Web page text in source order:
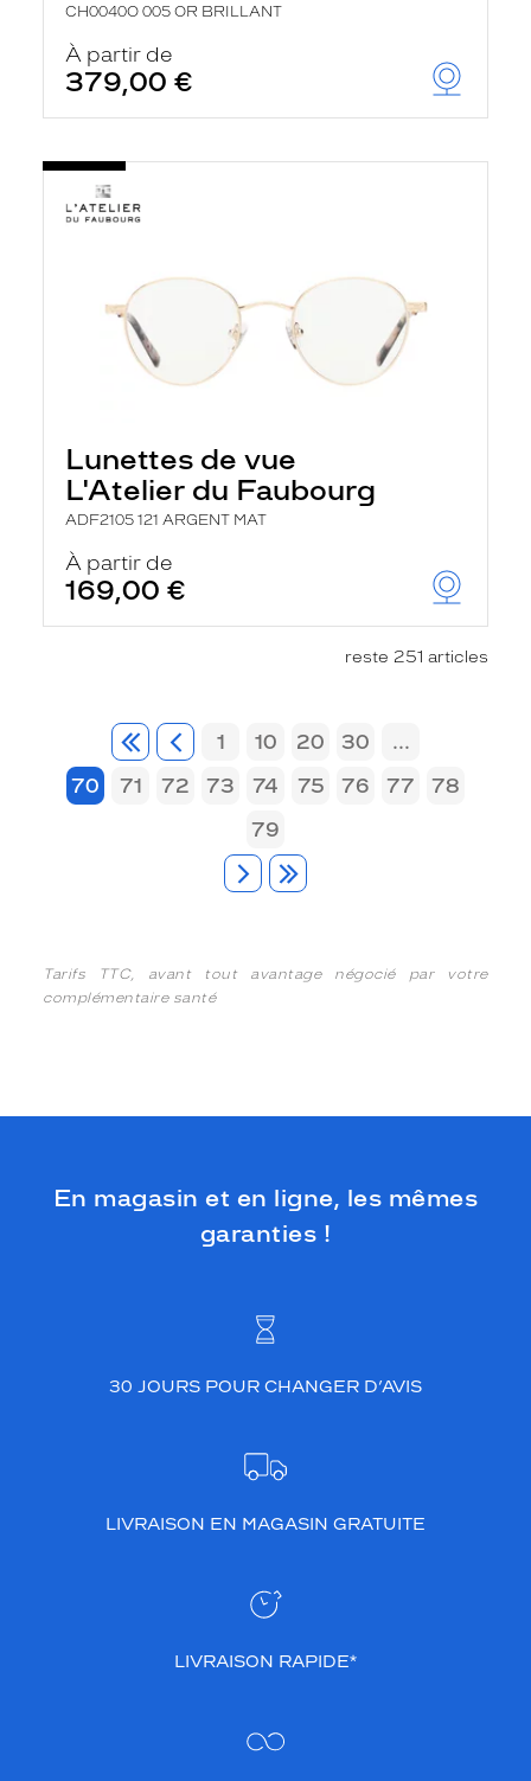
CH0040O 005 OR BRILLANT
À partir de
379,00 €
Lunettes de vue
L'Atelier du Faubourg
ADF2105 121 ARGENT MAT
À partir de
169,00 €
reste 251 articles
1 10 20 30
...
70
71 72 73 74 75 76 77
78
79
Tarifs TTC, avant tout avantage négocié par votre
complémentaire santé
En magasin et en ligne, les mêmes
garanties !
30 JOURS POUR CHANGER D’AVIS
LIVRAISON EN MAGASIN GRATUITE
LIVRAISON RAPIDE*